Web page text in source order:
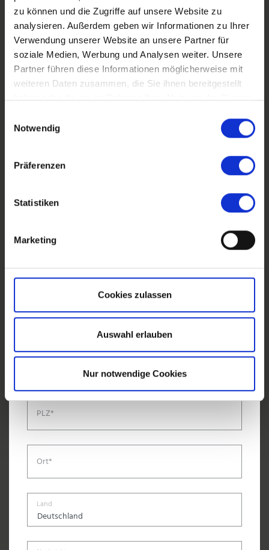
zu können und die Zugriffe auf unsere Website zu
analysieren. Außerdem geben wir Informationen zu Ihrer
Verwendung unserer Website an unsere Partner für
soziale Medien, Werbung und Analysen weiter. Unsere
Partner führen diese Informationen möglicherweise mit
weiteren Daten zusammen, die Sie ihnen bereitgestellt
haben oder die sie im Rahmen Ihrer Nutzung der Dienste
Notwendig
Präferenzen
Statistiken
Marketing
Cookies zulassen
Auswahl erlauben
Nur notwendige Cookies
Firma*
Anrede
Vorname*
Telefon*
PLZ*
Ort*
Land